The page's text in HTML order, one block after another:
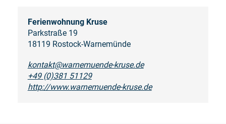
Ferienwohnung Kruse
Parkstraße 19
18119 Rostock-Warnemünde
kontakt@warnemuende-kruse.de
+49 (0)381 51129
http://www.warnemuende-kruse.de